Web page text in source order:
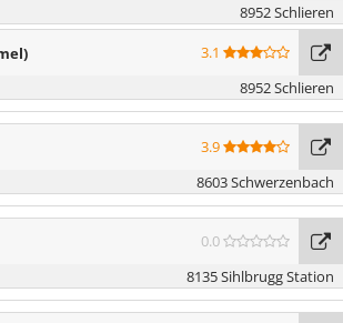
8952 Schlieren
3.1
8952 Schlieren
3.9
8603 Schwerzenbach
0.0
8135 Sihlbrugg Station